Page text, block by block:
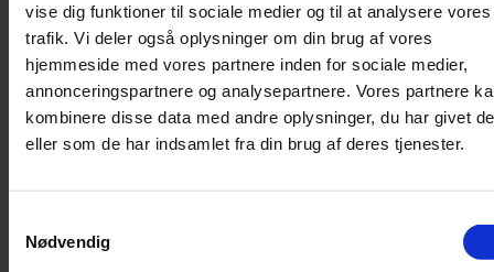
vise dig funktioner til sociale medier og til at analysere vores
trafik. Vi deler også oplysninger om din brug af vores
hjemmeside med vores partnere inden for sociale medier,
annonceringspartnere og analysepartnere. Vores partnere
kombinere disse data med andre oplysninger, du har givet
eller som de har indsamlet fra din brug af deres tjenester.
Nødvendig
Kattetegn
Kattetoilet
Kattetoilet
Selvrensende toilet
Sandmåtter